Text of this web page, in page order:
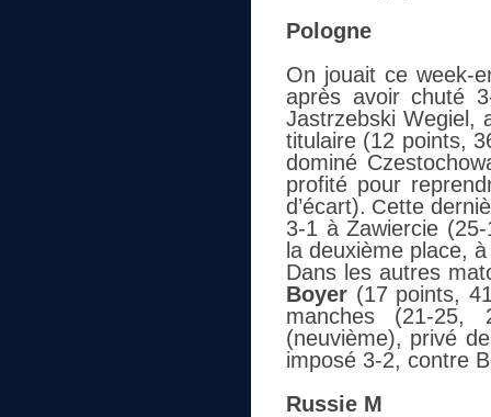
Pologne
On jouait ce week-
après avoir chuté
Jastrzebski Wegiel,
titulaire (12 points,
dominé
profité pour
d’écart). Cette
3-1 à Zawiercie
la deuxième place,
Dans les autres
Boyer (17 points,
manches (21-25,
(neuvième), privé
imposé 3-2, contre
Russie M